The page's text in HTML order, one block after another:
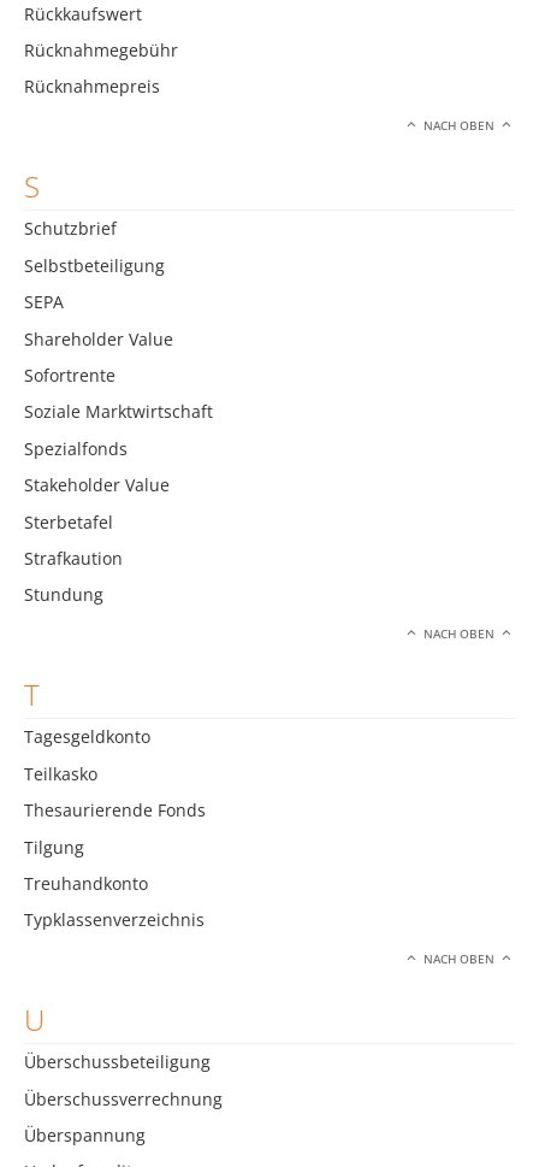
Rückkaufswert
Rücknahmegebühr
Rücknahmepreis
NACH OBEN
S
Schutzbrief
Selbstbeteiligung
SEPA
Shareholder Value
Sofortrente
Soziale Marktwirtschaft
Spezialfonds
Stakeholder Value
Sterbetafel
Strafkaution
Stundung
NACH OBEN
T
Tagesgeldkonto
Teilkasko
Thesaurierende Fonds
Tilgung
Treuhandkonto
Typklassenverzeichnis
NACH OBEN
U
Überschussbeteiligung
Überschussverrechnung
Überspannung